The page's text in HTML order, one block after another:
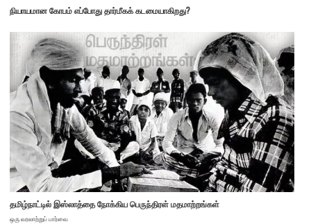
நியாயமான கோபம் எப்போது தார்மீகக் கடமையாகிறது?
தமிழ்நாட்டில் இஸ்லாத்தை நோக்கிய பெருந்திரள் மதமாற்றங்கள்
ஒரு வரலாற்றுப் பார்வை